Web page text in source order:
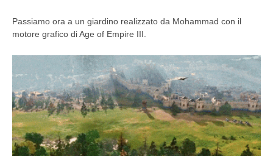
Passiamo ora a un giardino realizzato da Mohammad con il
motore grafico di Age of Empire III.